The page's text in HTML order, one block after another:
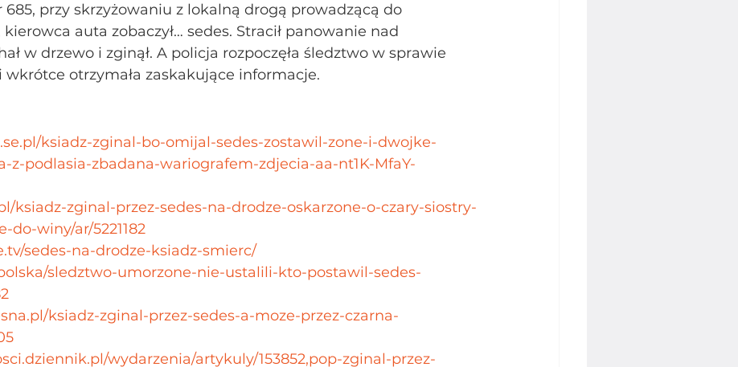
przy skrzyżowaniu z lokalną drogą prowadzącą do
auta zobaczył… sedes. Stracił panowanie nad
w drzewo i zginął. A policja rozpoczęła śledztwo w sprawie
wkrótce otrzymała zaskakujące informacje.
ksiadz-zginal-bo-omijal-sedes-zostawil-zone-i-dwojke-
z-podlasia-zbadana-wariografem-zdjecia-aa-nt1K-MfaY-
ksiadz-zginal-przez-sedes-na-drodze-oskarzone-o-czary-siostry-
do-winy/ar/5221182
sedes-na-drodze-ksiadz-smierc/
sledztwo-umorzone-nie-ustalili-kto-postawil-sedes-
ksiadz-zginal-przez-sedes-a-moze-przez-czarna-
wydarzenia/artykuly/153852,pop-zginal-przez-